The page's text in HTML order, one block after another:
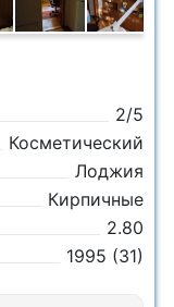
2/5
Косметический
Лоджия
Кирпичные
2.80
1995 (31)